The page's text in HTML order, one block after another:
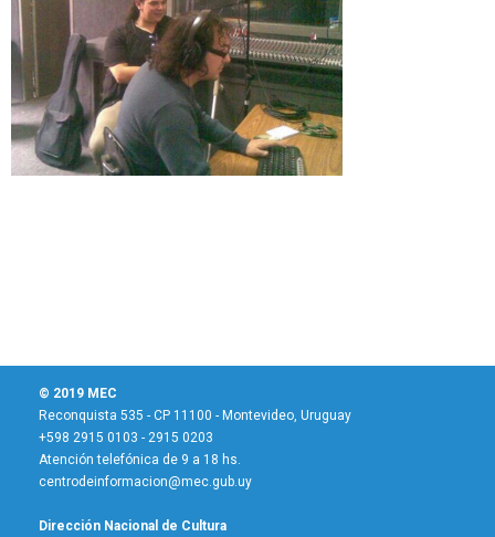
© 2019 MEC
Reconquista 535 - CP 11100 - Montevideo, Uruguay
+598 2915 0103 - 2915 0203
Atención telefónica de 9 a 18 hs.
centrodeinformacion@mec.gub.uy
Dirección Nacional de Cultura